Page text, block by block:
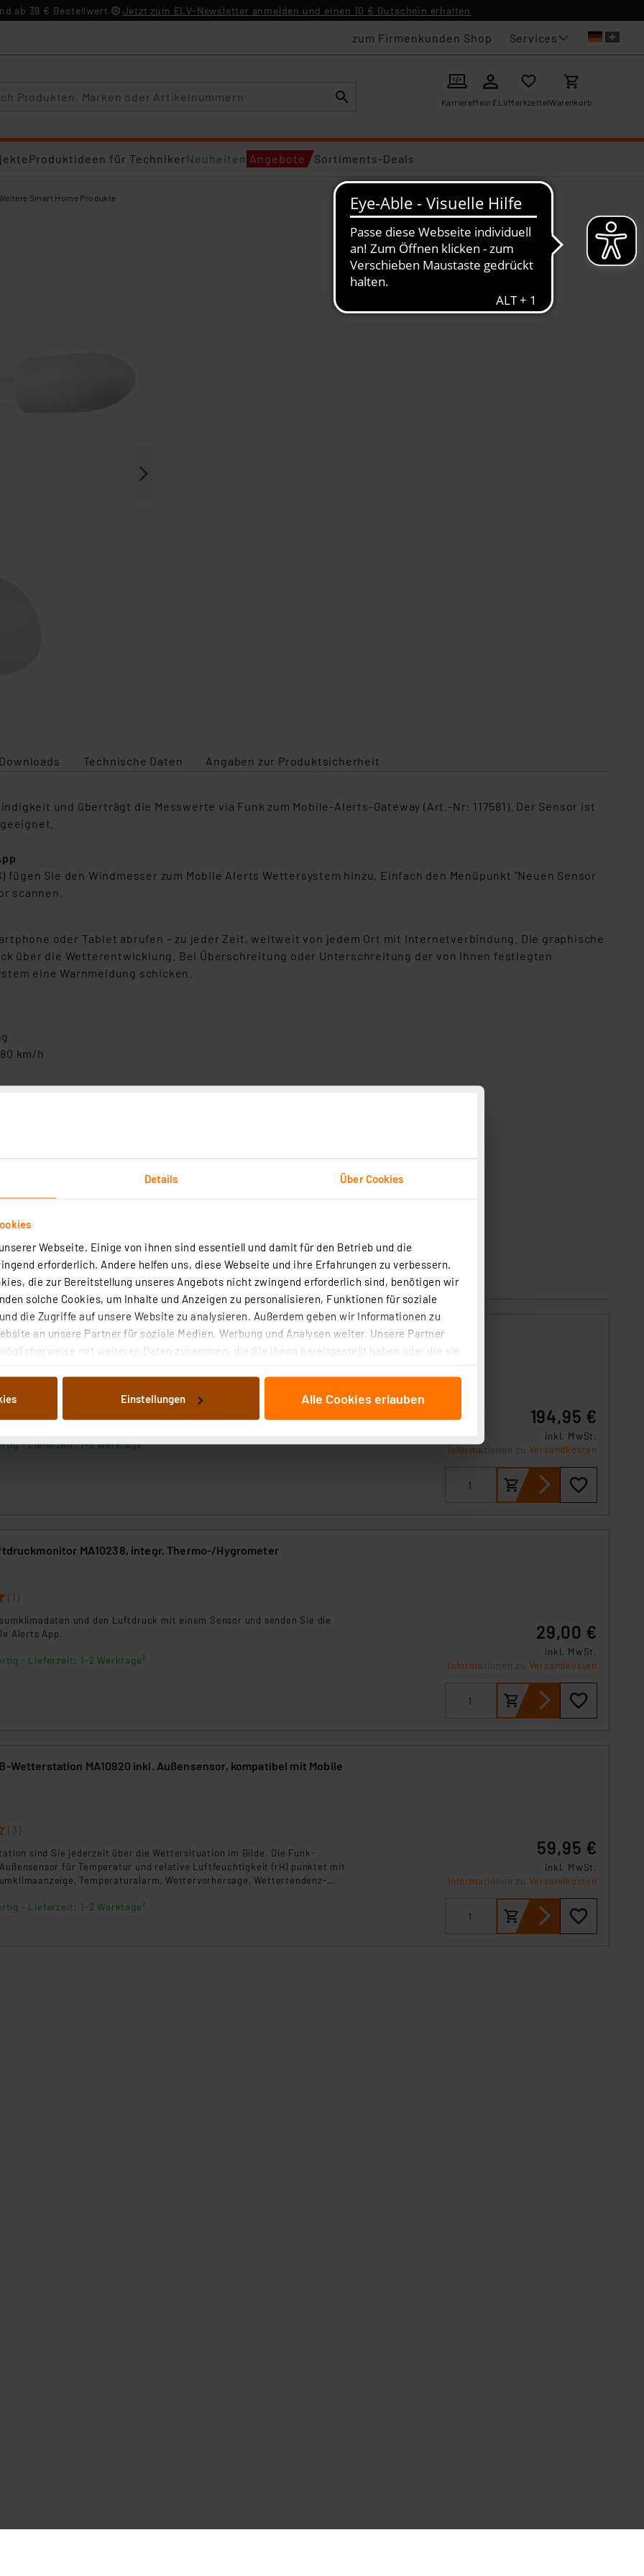
Details Über Cookies
Webseite. Einige von ihnen sind essentiell und damit für den Betrieb und die
erforderlich. Andere helfen uns, diese Webseite und ihre Erfahrungen zu verbessern.
die zur Bereitstellung unseres Angebots nicht zwingend erforderlich sind, benötigen wir
solche Cookies, um Inhalte und Anzeigen zu personalisieren, Funktionen für soziale
die Zugriffe auf unsere Website zu analysieren. Außerdem geben wir Informationen zu
an unsere Partner für soziale Medien, Werbung und Analysen weiter. Unsere Partner
mit weiteren Daten zusammen, die Sie ihnen bereitgestellt haben oder die sie
dargestellten bzw. die von Ihnen ausgewählten Verarbeitungszwecke (Art. 6
Auflistung der einzelnen Cookies nach Zweck und Anbieter ist durch Klick auf den
Ihre erteilte Zustimmung können Sie jederzeit unter dem Link „Cookie Einstellungen“
Rechtmäßigkeit der Speicherung, Abrufung und Weiterverarbeitung dieser Daten zur
Zeitpunkt des Widerrufs bleibt hiervon unberührt. Ihre Browser-Einstellungen können
ggf. auch die Verarbeitung Ihrer Daten in den USA gemäß Art. 49 (1) lit. a DSGVO.
und zu der jeweiligen Datenübermittlung erhalten Sie in der Datenschutzerklärung.
der EU. Dies bedeutet, dass die USA als Land mit unzureichendem
verarbeiten, ohne dass hiergegen Klagemöglichkeiten für Europäer bestehen.
Dienstleistern stützt sich auf die Standarddatenschutzklauseln der Europäischen
Beurteilung der mit der Datenübermittlung, insbesondere der Art der übermittelten
Einstellungen Alle Cookies erlauben
ab 39 € Bestellwert Jetzt zum ELV-Newsletter anmelden und einen 10 € Gutschein erhalten
zum Firmenkunden Shop Services
KarriereMein ELVMerkzettelWarenkorb
Produktideen für TechnikerNeuheiten Angebote Sortiments-Deals
Smart Home Produkte
Downloads Technische Daten Angaben zur Produktsicherheit
und überträgt die Messwerte via Funk zum Mobile-Alerts-Gateway (Art.-Nr: 117581). Der Sensor ist
Sie den Windmesser zum Mobile Alerts Wettersystem hinzu. Einfach den Menüpunkt "Neuen Sensor
scannen.
oder Tablet abrufen – zu jeder Zeit, weltweit von jedem Ort mit Internetverbindung. Die graphische
über die Wetterentwicklung. Bei Überschreitung oder Unterschreitung der von Ihnen festlegten
eine Warnmeldung schicken.
km/h
wird registriert, so wird jede Windböe aufgezeichnet
Sender (kein Wechseln der Batterie notwendig)
(Art.-Nr: 117581)
via Mobile-Alerts-App (Android/iOS) und QR-Code am Sensor
Starter-Set MA10050
(4)
Gateway, IP-Wettersensoren und kostenloser App erfasst Wetterdaten, die
oder Tablet abrufen können.
- Lieferzeit: 1-2 Werktage²
194,95 €
inkl. MwSt.
Informationen zu Versandkosten
MA10238, integr. Thermo-/Hygrometer
(1)
und den Luftdruck mit einem Sensor und senden Sie die
Alerts App.
- Lieferzeit: 1-2 Werktage²
29,00 €
inkl. MwSt.
Informationen zu Versandkosten
Wetterstation MA10920 inkl. Außensensor, kompatibel mit Mobile
(3)
sind Sie jederzeit über die Wettersituation im Bilde. Die Funk-
für Temperatur und relative Luftfeuchtigkeit (rH) punktet mit
Temperaturalarm, Wettervorhersage, Wettertendenz-
und ortsunabhängig via App auf mobilen Geräten wie
- Lieferzeit: 1-2 Werktage²
59,95 €
inkl. MwSt.
Informationen zu Versandkosten